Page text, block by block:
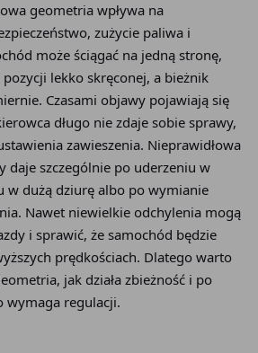
geometria wpływa na
zużycie paliwa i
może ściągać na jedną stronę,
lekko skręconej, a bieżnik
Czasami objawy pojawiają się
długo nie zdaje sobie sprawy,
zawieszenia. Nieprawidłowa
daje szczególnie po uderzeniu w
w dużą dziurę albo po wymianie
Nawet niewielkie odchylenia mogą
i sprawić, że samochód będzie
prędkościach. Dlatego warto
jak działa zbieżność i po
wymaga regulacji.